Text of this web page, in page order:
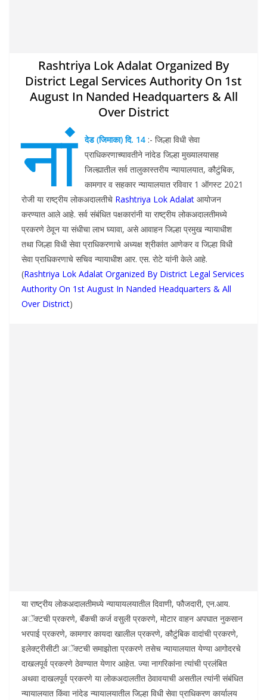
Rashtriya Lok Adalat Organized By
District Legal Services Authority On 1st
August In Nanded Headquarters & All
Over District
नां देड (जिमाका) दि. 14:- जिल्हा विधी सेवा
प्राधिकरणाच्यावतीने नांदेड जिल्हा मुख्यालयासह
जिल्ह्यातील सर्व तालुकास्तरीय न्यायालयात, कौटुंबिक,
कामगार व सहकार न्यायालयात रविवार 1 ऑगस्ट 2021
रोजी या राष्ट्रीय लोकअदालतीचे Rashtriya Lok Adalat आयोजन
करण्यात आले आहे. सर्व संबंधित पक्षकारांनी या राष्ट्रीय लोकअदालतीमध्ये
प्रकरणे ठेवून या संधीचा लाभ घ्यावा, असे आवाहन जिल्हा प्रमुख न्यायाधीश
तथा जिल्हा विधी सेवा प्राधिकरणाचे अध्यक्ष श्रीकांत आणेकर व जिल्हा विधी
सेवा प्राधिकरणाचे सचिव न्यायाधीश आर. एस. रोटे यांनी केले आहे.
(Rashtriya Lok Adalat Organized By District Legal Services
Authority On 1st August In Nanded Headquarters & All
Over District)
या राष्ट्रीय लोकअदालतीमध्ये न्यायायलयातील दिवाणी, फौजदारी, एन.आय.
अॅक्टची प्रकरणे, बॅंकची कर्ज वसुली प्रकरणे, मोटार वाहन अपघात नुकसान
भरपाई प्रकरणे, कामगार कायदा खालील प्रकरणे, कौटुंबिक वादांची प्रकरणे,
इलेक्ट्रीसीटी अॅक्टची समाझोता प्रकरणे तसेच न्यायालयात येण्या आगोदरचे
दाखलपूर्व प्रकरणे ठेवण्यात येणार आहेत. ज्या नागरिकांना त्यांची प्रलंबित
अथवा दाखलपूर्व प्रकरणे या लोकअदालतीत ठेवावयाची असतील त्यांनी संबंधित
न्यायालयात किंवा नांदेड न्यायालयातील जिल्हा विधी सेवा प्राधिकरण कार्यालय